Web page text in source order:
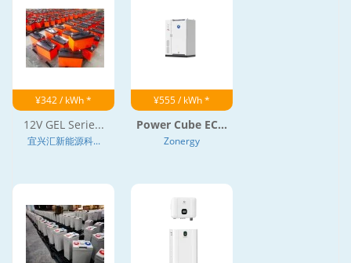
¥342 / kWh *
12V GEL Serie...
宜兴汇新能源科...
¥555 / kWh *
Power Cube EC...
Zonergy